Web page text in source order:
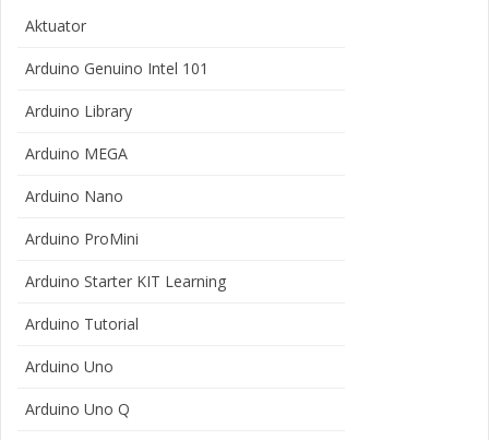
Aktuator
Arduino Genuino Intel 101
Arduino Library
Arduino MEGA
Arduino Nano
Arduino ProMini
Arduino Starter KIT Learning
Arduino Tutorial
Arduino Uno
Arduino Uno Q